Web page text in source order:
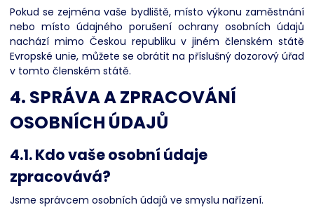
Pokud se zejména vaše bydliště, místo výkonu zaměstnání
nebo místo údajného porušení ochrany osobních údajů
nachází mimo Českou republiku v jiném členském státě
Evropské unie, můžete se obrátit na příslušný dozorový úřad
v tomto členském státě.
4. SPRÁVA A ZPRACOVÁNÍ
OSOBNÍCH ÚDAJŮ
4.1. Kdo vaše osobní údaje
zpracovává?
Jsme správcem osobních údajů ve smyslu nařízení.